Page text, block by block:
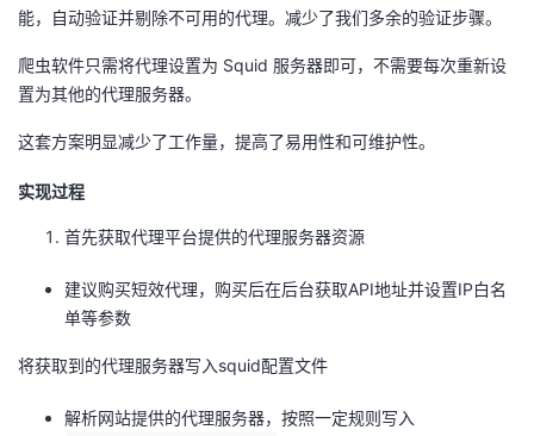
能，自动验证并剔除不可用的代理。减少了我们多余的验证步骤。
爬虫软件只需将代理设置为 Squid 服务器即可，不需要每次重新设
置为其他的代理服务器。
这套方案明显减少了工作量，提高了易用性和可维护性。
实现过程
首先获取代理平台提供的代理服务器资源
建议购买短效代理，购买后在后台获取API地址并设置IP白名
单等参数
将获取到的代理服务器写入squid配置文件
解析网站提供的代理服务器，按照一定规则写入